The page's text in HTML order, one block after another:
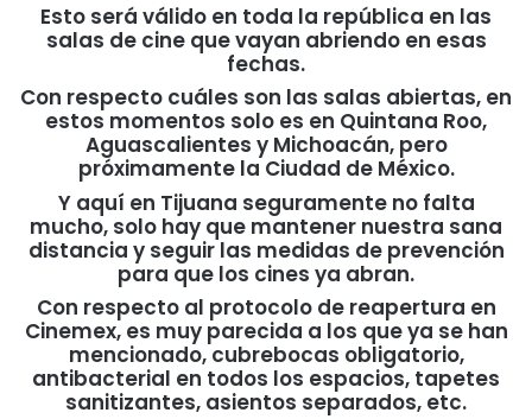
Esto será válido en toda la república en las
salas de cine que vayan abriendo en esas
fechas.
Con respecto cuáles son las salas abiertas, en
estos momentos solo es en Quintana Roo,
Aguascalientes y Michoacán, pero
próximamente la Ciudad de México.
Y aquí en Tijuana seguramente no falta
mucho, solo hay que mantener nuestra sana
distancia y seguir las medidas de prevención
para que los cines ya abran.
Con respecto al protocolo de reapertura en
Cinemex, es muy parecida a los que ya se han
mencionado, cubrebocas obligatorio,
antibacterial en todos los espacios, tapetes
sanitizantes, asientos separados, etc.